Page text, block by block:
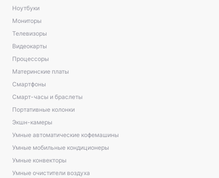
Ноутбуки
Мониторы
Телевизоры
Видеокарты
Процессоры
Материнские платы
Смартфоны
Смарт-часы и браслеты
Портативные колонки
Экшн-камеры
Умные автоматические кофемашины
Умные мобильные кондиционеры
Умные конвекторы
Умные очистители воздуха